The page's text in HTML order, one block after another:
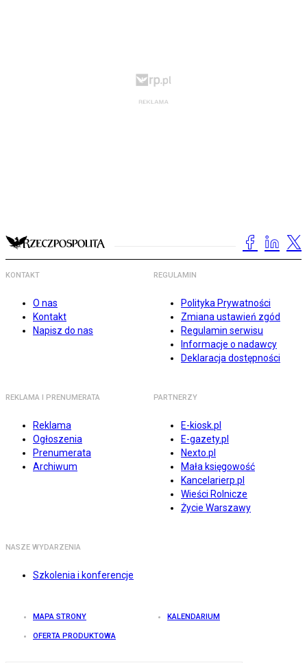
KONTAKT
O nas
Kontakt
Napisz do nas
REGULAMIN
Polityka Prywatności
Zmiana ustawień zgód
Regulamin serwisu
Informacje o nadawcy
Deklaracja dostępności
REKLAMA I PRENUMERATA
Reklama
Ogłoszenia
Prenumerata
Archiwum
PARTNERZY
E-kiosk.pl
E-gazety.pl
Nexto.pl
Mała księgowość
Kancelarierp.pl
Wieści Rolnicze
Życie Warszawy
NASZE WYDARZENIA
Szkolenia i konferencje
MAPA STRONY KALENDARIUM
OFERTA PRODUKTOWA